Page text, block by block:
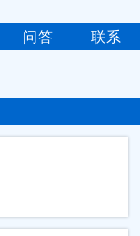
问答 联系